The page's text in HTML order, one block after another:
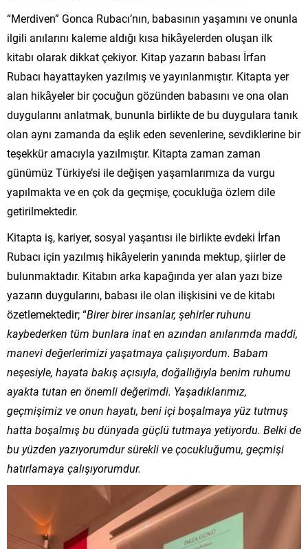
“Merdiven” Gonca Rubacı’nın, babasının yaşamını ve onunla
ilgili anılarını kaleme aldığı kısa hikâyelerden oluşan ilk
kitabı olarak dikkat çekiyor. Kitap yazarın babası İrfan
Rubacı hayattayken yazılmış ve yayınlanmıştır. Kitapta yer
alan hikâyeler bir çocuğun gözünden babasını ve ona olan
duygularını anlatmak, bununla birlikte de bu duygulara tanık
olan aynı zamanda da eşlik eden sevenlerine, sevdiklerine bir
teşekkür amacıyla yazılmıştır. Kitapta zaman zaman
günümüz Türkiye’si ile değişen yaşamlarımıza da vurgu
yapılmakta ve en çok da geçmişe, çocukluğa özlem dile
getirilmektedir.
Kitapta iş, kariyer, sosyal yaşantısı ile birlikte evdeki İrfan
Rubacı için yazılmış hikâyelerin yanında mektup, şiirler de
bulunmaktadır. Kitabın arka kapağında yer alan yazı bize
yazarın duygularını, babası ile olan ilişkisini ve de kitabı
özetlemektedir; “Birer birer insanlar, şehirler ruhunu
kaybederken tüm bunlara inat en azından anılarımda maddi,
manevi değerlerimizi yaşatmaya çalışıyordum. Babam
neşesiyle, hayata bakış açısıyla, doğallığıyla benim ruhumu
ayakta tutan en önemli değerimdi. Yaşadıklarımız,
geçmişimiz ve onun hayatı, beni içi boşalmaya yüz tutmuş
hatta boşalmış bu dünyada güçlü tutmaya yetiyordu. Belki de
bu yüzden yazıyorumdur sürekli ve çocukluğumu, geçmişi
hatırlamaya çalışıyorumdur.